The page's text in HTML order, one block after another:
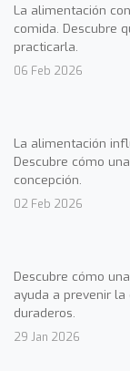
La alimentación
comida. Descubre
practicarla.
06 Feb 2026
La alimentación
Descubre cómo
concepción.
02 Feb 2026
Descubre cómo
ayuda a prevenir
duraderos.
29 Jan 2026